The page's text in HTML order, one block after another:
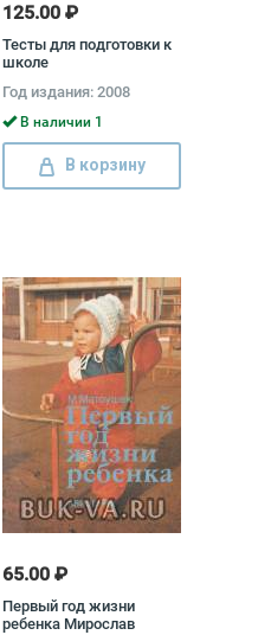
125.00 ₽
Тесты для подготовки к
школе
Год издания: 2008
В наличии 1
В корзину
65.00 ₽
Первый год жизни
ребенка Мирослав